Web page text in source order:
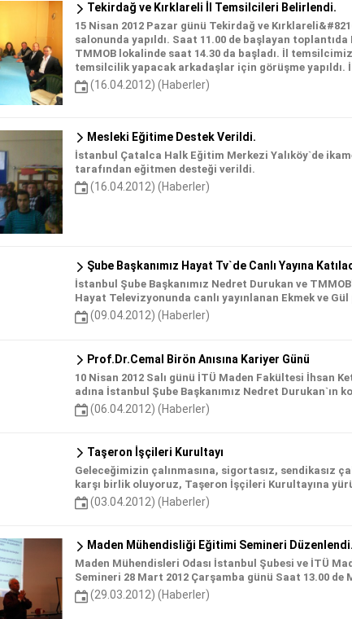
Tekirdağ ve Kırklareli İl Temsilcileri Belirlendi.
15 Nisan 2012 Pazar günü Tekirdağ ve
salonunda yapıldı. Saat 11.00 de başlayan
TMMOB lokalinde saat 14.30 da başladı. İl
temsilcilik yapacak arkadaşlar için görüşme
(16.04.2012) (Haberler)
Mesleki Eğitime Destek Verildi.
İstanbul Çatalca Halk Eğitim Merkezi Yalıköy`de
tarafından eğitmen desteği verildi.
(16.04.2012) (Haberler)
Şube Başkanımız Hayat Tv`de Canlı Yayına
İstanbul Şube Başkanımız Nedret Durukan ve
Hayat Televizyonunda canlı yayınlanan Ekmek ve
(09.04.2012) (Haberler)
Prof.Dr.Cemal Birön Anısına Kariyer Günü
10 Nisan 2012 Salı günü İTÜ Maden Fakültesi İhsan
adına İstanbul Şube Başkanımız Nedret
(06.04.2012) (Haberler)
Taşeron İşçileri Kurultayı
Geleceğimizin çalınmasına, sigortasız, sendikasız
karşı birlik oluyoruz, Taşeron İşçileri Kurultayına
(03.04.2012) (Haberler)
Maden Mühendisliği Eğitimi Semineri Düzenlendi.
Maden Mühendisleri Odası İstanbul Şubesi ve İTÜ
Semineri 28 Mart 2012 Çarşamba günü Saat 13.00
(29.03.2012) (Haberler)